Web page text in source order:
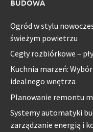
BUDOWA
Ogród w stylu
świeżym powietrzu
Cegły rozbiórkowe –
Kuchnia marzeń:
idealnego wnętrza
Planowanie remontu
Systemy automatyki
zarządzanie energią i